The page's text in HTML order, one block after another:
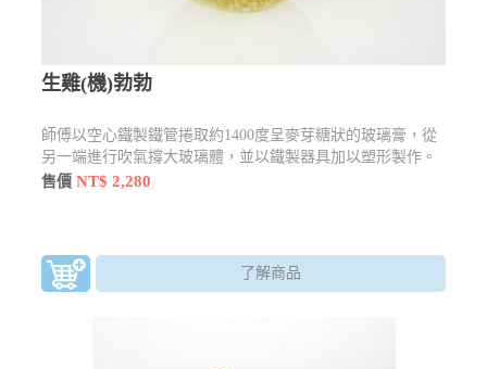
生雞(機)勃勃
師傅以空心鐵製鐵管捲取約1400度呈麥芽糖狀的玻璃膏，從
另一端進行吹氣撐大玻璃體，並以鐵製器具加以塑形製作。
雞有吉祥之稱，贈送新人結婚及新居的賀禮也有帶路雞之稱
售價NT$ 2,280
了解商品